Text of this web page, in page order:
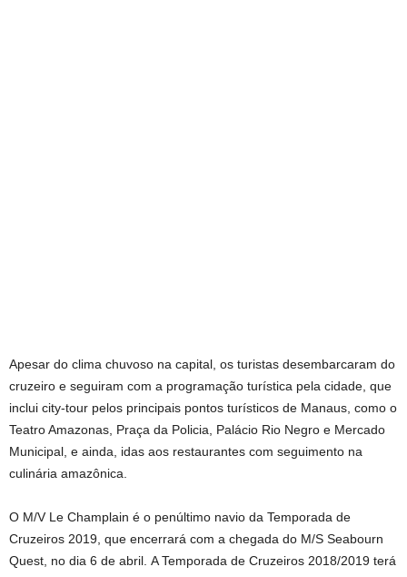
Apesar do clima chuvoso na capital, os turistas desembarcaram do
cruzeiro e seguiram com a programação turística pela cidade, que
inclui city-tour pelos principais pontos turísticos de Manaus, como o
Teatro Amazonas, Praça da Policia, Palácio Rio Negro e Mercado
Municipal, e ainda, idas aos restaurantes com seguimento na
culinária amazônica.
O M/V Le Champlain é o penúltimo navio da Temporada de
Cruzeiros 2019, que encerrará com a chegada do M/S Seabourn
Quest, no dia 6 de abril. A Temporada de Cruzeiros 2018/2019 terá